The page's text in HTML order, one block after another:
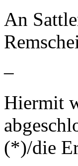
An
–
Hiermit
(*)/die